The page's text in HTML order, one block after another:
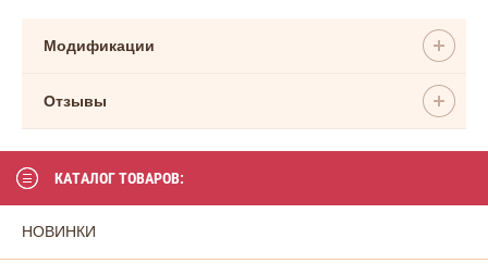
КАТАЛОГ ТОВАРОВ:
НОВИНКИ
Модификации
Отзывы